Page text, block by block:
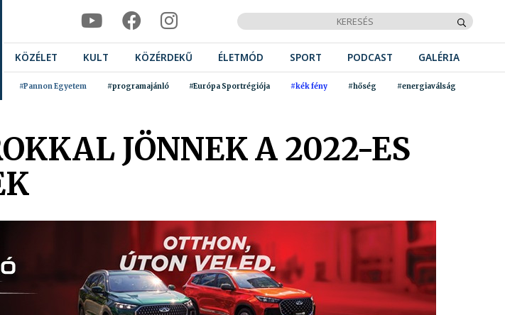
KÖZÉLET KULT KÖZÉRDEKŰ ÉLETMÓD SPORT PODCAST GALÉRIA
#Pannon Egyetem #programajánló #Európa Sportrégiója #kék fény #hőség #energiaválság
JÖNNEK A 2022-ES